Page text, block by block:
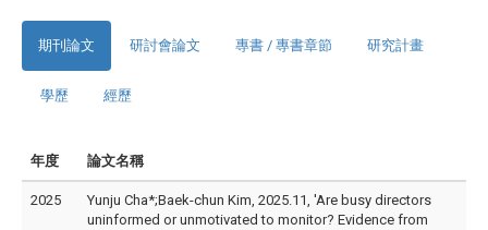
期刊論文 研討會論文 專書 / 專書章節 研究計畫
學歷 經歷
年度 論文名稱
2025
Yunju Cha*;Baek-chun Kim, 2025.11, 'Are busy directors
uninformed or unmotivated to monitor? Evidence from